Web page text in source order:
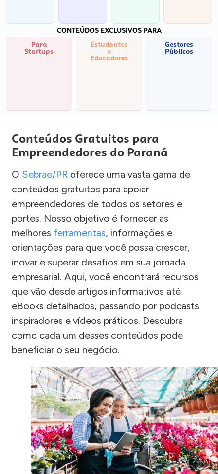
CONTEÚDOS EXCLUSIVOS PARA
Para
Startups
Estudantes
e
Educadores
Gestores
Públicos
Conteúdos Gratuitos para
Empreendedores do Paraná
O Sebrae/PR oferece uma vasta gama de
conteúdos gratuitos para apoiar
empreendedores de todos os setores e
portes. Nosso objetivo é fornecer as
melhores ferramentas, informações e
orientações para que você possa crescer,
inovar e superar desafios em sua jornada
empresarial. Aqui, você encontrará recursos
que vão desde artigos informativos até
eBooks detalhados, passando por podcasts
inspiradores e vídeos práticos. Descubra
como cada um desses conteúdos pode
beneficiar o seu negócio.